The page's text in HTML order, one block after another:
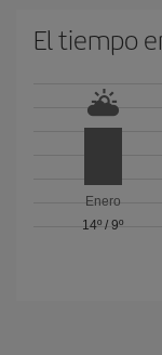
El tiempo
Enero
14º /9º